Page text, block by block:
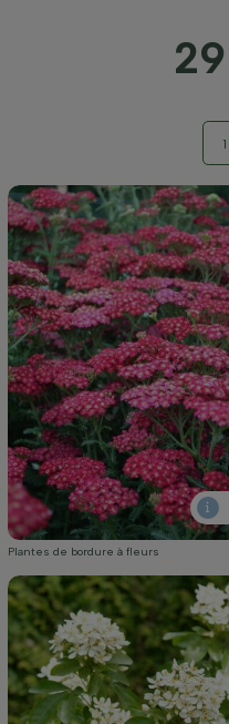
29
1
Plantes de bordure à fleurs